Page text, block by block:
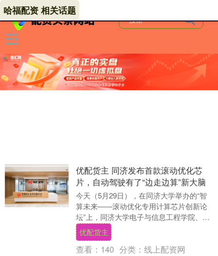
哈福配资 相关话题
优配货主 同济发布首款滚动优化芯
片，自动驾驶有了“边走边算”新大脑
今天（5月29日），在同济大学举办的“智
算未来——滚动优化专用计算芯片创新论
坛”上，同济大学电子与信息工程学院、汽
车与能源学院智能汽车研究所陈虹教授发
布了团队自....
优配货主
查看： 140 分类： 线上配资网